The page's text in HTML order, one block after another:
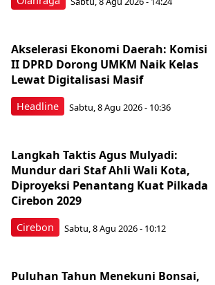
Headline
Akselerasi Ekonomi Daerah: Komisi
II DPRD Dorong UMKM Naik Kelas
Lewat Digitalisasi Masif
Sabtu, 8 Agu 2026 - 10:36
Cirebon
Langkah Taktis Agus Mulyadi:
Mundur dari Staf Ahli Wali Kota,
Diproyeksi Penantang Kuat Pilkada
Cirebon 2029
Sabtu, 8 Agu 2026 - 10:12
Puluhan Tahun Menekuni Bonsai,